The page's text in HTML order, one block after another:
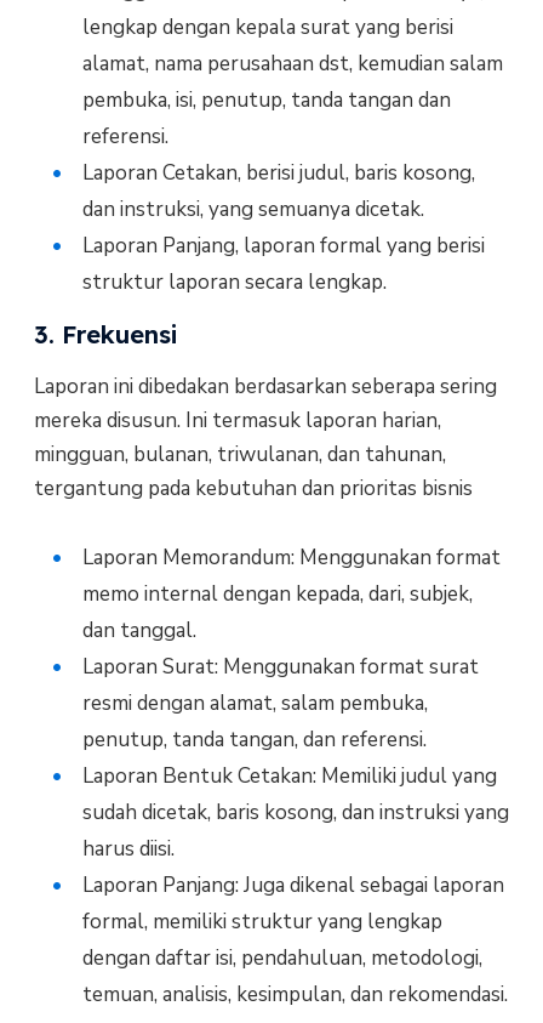
lengkap dengan kepala surat yang berisi
alamat, nama perusahaan dst, kemudian salam
pembuka, isi, penutup, tanda tangan dan
referensi.
Laporan Cetakan, berisi judul, baris kosong,
dan instruksi, yang semuanya dicetak.
Laporan Panjang, laporan formal yang berisi
struktur laporan secara lengkap.
3. Frekuensi
Laporan ini dibedakan berdasarkan seberapa sering
mereka disusun. Ini termasuk laporan harian,
mingguan, bulanan, triwulanan, dan tahunan,
tergantung pada kebutuhan dan prioritas bisnis
Laporan Memorandum: Menggunakan format
memo internal dengan kepada, dari, subjek,
dan tanggal.
Laporan Surat: Menggunakan format surat
resmi dengan alamat, salam pembuka,
penutup, tanda tangan, dan referensi.
Laporan Bentuk Cetakan: Memiliki judul yang
sudah dicetak, baris kosong, dan instruksi yang
harus diisi.
Laporan Panjang: Juga dikenal sebagai laporan
formal, memiliki struktur yang lengkap
dengan daftar isi, pendahuluan, metodologi,
temuan, analisis, kesimpulan, dan rekomendasi.